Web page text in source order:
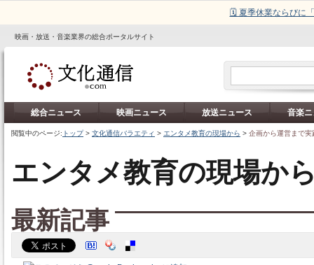
🗓️ 夏季休業ならびに
映画・放送・音楽業界の総合ポータルサイト
総合ニュース 映画ニュース 放送ニュース 音楽
閲覧中のページ: トップ> 文化通信バラエティ > エンタメ教育の現場から > 企画から運営まで実
エンタメ教育の現場か
最新記事